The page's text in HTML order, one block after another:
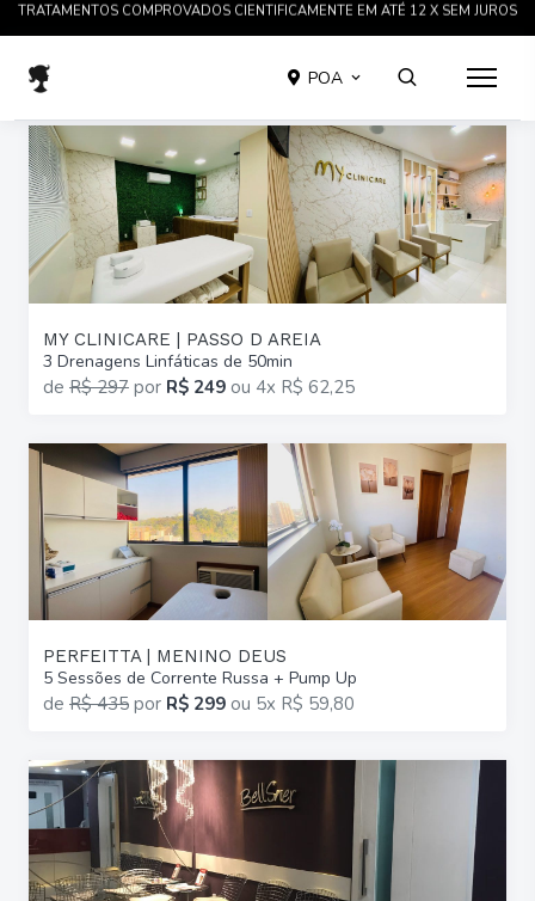
TRATAMENTOS COMPROVADOS CIENTIFICAMENTE EM ATÉ 12 X SEM JUROS
POA
MY CLINICARE | PASSO D AREIA
3 Drenagens Linfáticas de 50min
de R$ 297 por R$ 249 ou 4x R$ 62,25
PERFEITTA | MENINO DEUS
5 Sessões de Corrente Russa + Pump Up
de R$ 435 por R$ 299 ou 5x R$ 59,80